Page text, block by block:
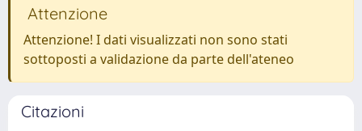
Attenzione
Attenzione! I dati visualizzati non sono stati
sottoposti a validazione da parte dell'ateneo
Citazioni